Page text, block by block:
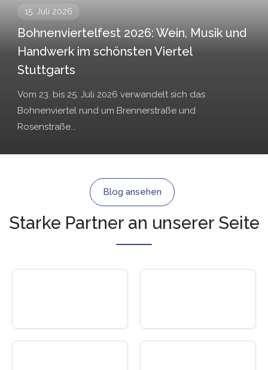
15. Juli 2026
Bohnenviertelfest 2026: Wein, Musik und
Handwerk im schönsten Viertel
Stuttgarts
Vom 23. bis 25. Juli 2026 verwandelt sich das
Bohnenviertel rund um Brennerstraße und
Rosenstraße...
Blog ansehen
Starke Partner an unserer Seite